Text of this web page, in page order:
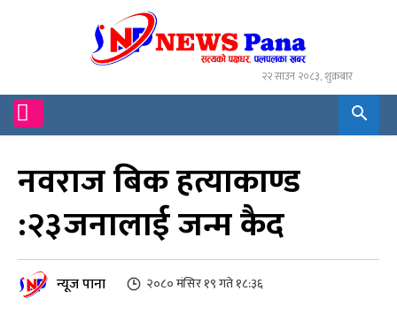
२२ साउन २०८३, शुक्रबार
नवराज बिक हत्याकाण्ड
:२३जनालाई जन्म कैद
न्यूज पाना २०८० मंसिर १९ गते १८:३६